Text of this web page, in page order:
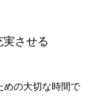
させる
めの大切な時間で